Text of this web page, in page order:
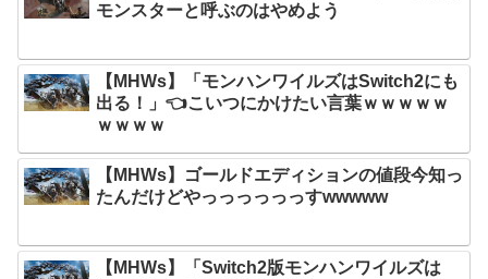
モンスターと呼ぶのはやめよう
【MHWs】「モンハンワイルズはSwitch2にも
出る！」👈こいつにかけたい言葉ｗｗｗｗｗ
ｗｗｗｗ
【MHWs】ゴールドエディションの値段今知っ
たんだけどやっっっっっっすwwwww
【MHWs】「Switch2版モンハンワイルズは